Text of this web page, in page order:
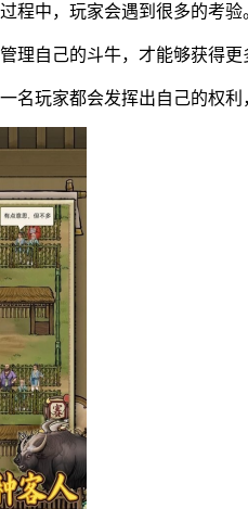
程中，玩家会遇到很多的考验
理自己的斗牛，才能够获得更
名玩家都会发挥出自己的权利